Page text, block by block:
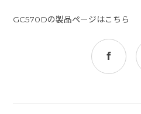
GC570Dの製品ページはこちら
f